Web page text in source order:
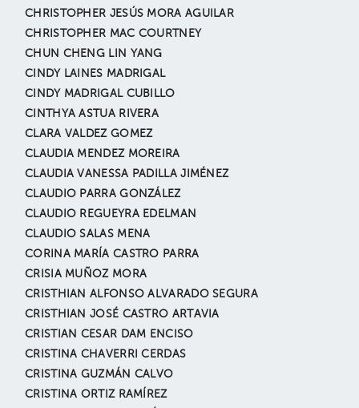
CHRISTOPHER JESÚS MORA AGUILAR
CHRISTOPHER MAC COURTNEY
CHUN CHENG LIN YANG
CINDY LAINES MADRIGAL
CINDY MADRIGAL CUBILLO
CINTHYA ASTUA RIVERA
CLARA VALDEZ GOMEZ
CLAUDIA MENDEZ MOREIRA
CLAUDIA VANESSA PADILLA JIMÉNEZ
CLAUDIO PARRA GONZÁLEZ
CLAUDIO REGUEYRA EDELMAN
CLAUDIO SALAS MENA
CORINA MARÍA CASTRO PARRA
CRISIA MUÑOZ MORA
CRISTHIAN ALFONSO ALVARADO SEGURA
CRISTHIAN JOSÉ CASTRO ARTAVIA
CRISTIAN CESAR DAM ENCISO
CRISTINA CHAVERRI CERDAS
CRISTINA GUZMÁN CALVO
CRISTINA ORTIZ RAMÍREZ